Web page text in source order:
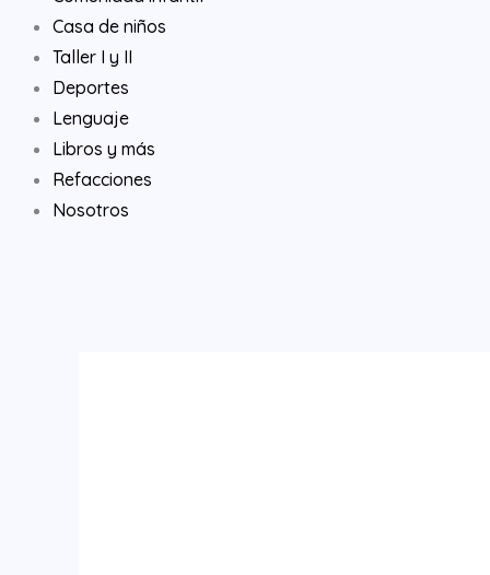
Casa de niños
Taller I y II
Deportes
Lenguaje
Libros y más
Refacciones
Nosotros